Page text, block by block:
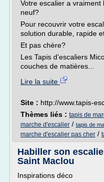
Votre escalier a
neuf?
Pour recouvrir votre
solution durable, rapide
Et pas chère?
Les Tapis d'escaliers
couches de matières...
Lire la suite
Site : http://www.tapis-
Thèmes liés : tapis de
marche d'escalier / tapis de
marche d'escalier pas cher /
Habiller son
Saint Maclou
Inspirations déco